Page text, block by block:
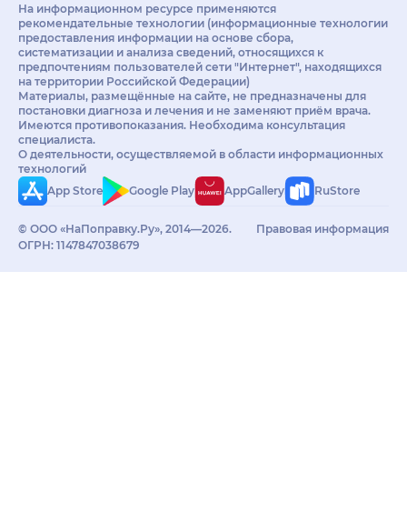
На информационном ресурсе применяются
рекомендательные технологии (информационные технологии
предоставления информации на основе сбора,
систематизации и анализа сведений, относящихся к
предпочтениям пользователей сети "Интернет", находящихся
на территории Российской Федерации)
Материалы, размещённые на сайте, не предназначены для
постановки диагноза и лечения и не заменяют приём врача.
Имеются противопоказания. Необходима консультация
специалиста.
О деятельности, осуществляемой в области информационных
технологий
App Store
Google Play AppGallery RuStore
© ООО «НаПоправку.Ру», 2014—2026.
ОГРН: 1147847038679
Правовая информация